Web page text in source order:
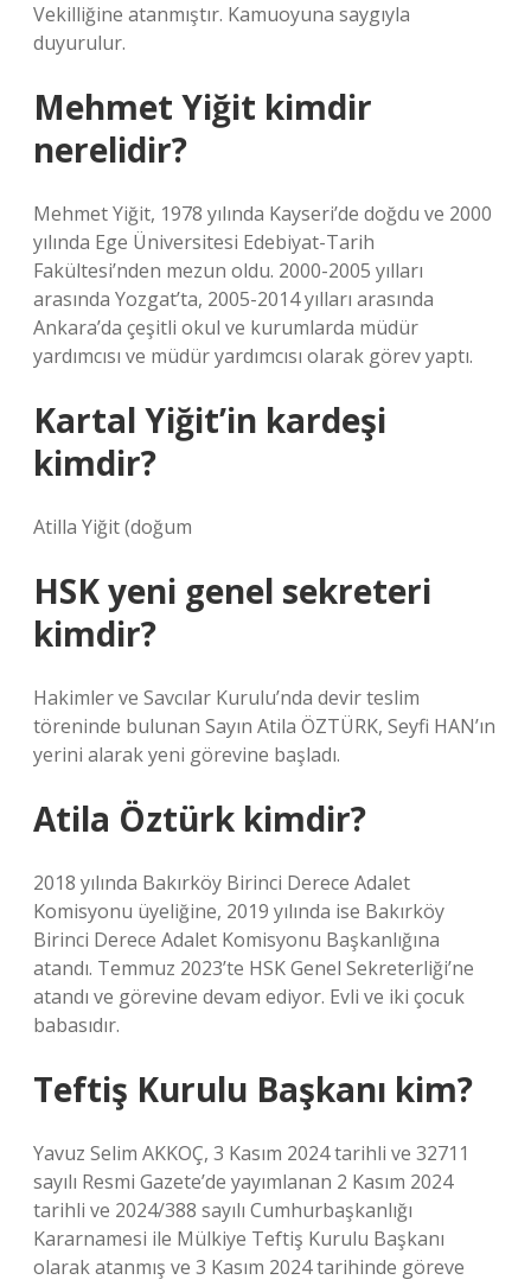
Vekilliğine atanmıştır. Kamuoyuna saygıyla
duyurulur.
Mehmet Yiğit kimdir
nerelidir?
Mehmet Yiğit, 1978 yılında Kayseri’de doğdu ve 2000
yılında Ege Üniversitesi Edebiyat-Tarih
Fakültesi’nden mezun oldu. 2000-2005 yılları
arasında Yozgat’ta, 2005-2014 yılları arasında
Ankara’da çeşitli okul ve kurumlarda müdür
yardımcısı ve müdür yardımcısı olarak görev yaptı.
Kartal Yiğit’in kardeşi
kimdir?
Atilla Yiğit (doğum
HSK yeni genel sekreteri
kimdir?
Hakimler ve Savcılar Kurulu’nda devir teslim
töreninde bulunan Sayın Atila ÖZTÜRK, Seyfi HAN’ın
yerini alarak yeni görevine başladı.
Atila Öztürk kimdir?
2018 yılında Bakırköy Birinci Derece Adalet
Komisyonu üyeliğine, 2019 yılında ise Bakırköy
Birinci Derece Adalet Komisyonu Başkanlığına
atandı. Temmuz 2023’te HSK Genel Sekreterliği’ne
atandı ve görevine devam ediyor. Evli ve iki çocuk
babasıdır.
Teftiş Kurulu Başkanı kim?
Yavuz Selim AKKOÇ, 3 Kasım 2024 tarihli ve 32711
sayılı Resmi Gazete’de yayımlanan 2 Kasım 2024
tarihli ve 2024/388 sayılı Cumhurbaşkanlığı
Kararnamesi ile Mülkiye Teftiş Kurulu Başkanı
olarak atanmış ve 3 Kasım 2024 tarihinde göreve